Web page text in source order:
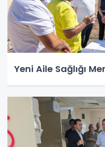
Yeni Aile Sağlığı